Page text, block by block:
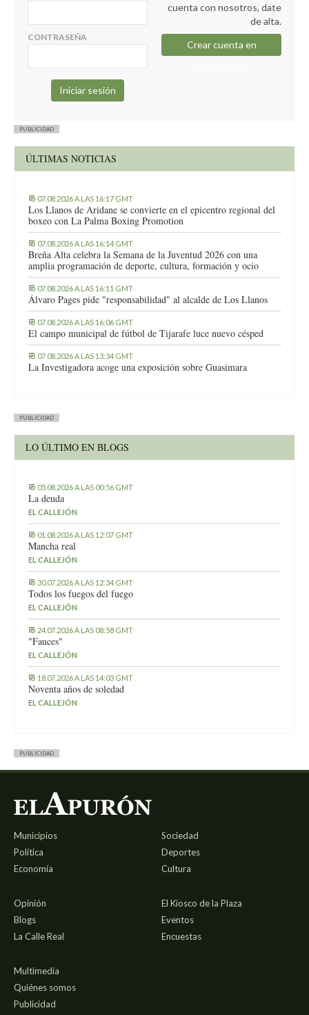
CONTRASEÑA
cuenta con nosotros, date
de alta.
Crear cuenta en
PUBLICIDAD
ÚLTIMAS NOTICIAS
07.08.2026 A LAS 16:17 GMT
Los Llanos de Aridane se convierte en el epicentro regional del
boxeo con La Palma Boxing Promotion
07.08.2026 A LAS 16:14 GMT
Breña Alta celebra la Semana de la Juventud 2026 con una
amplia programación de deporte, cultura, formación y ocio
07.08.2026 A LAS 16:11 GMT
Álvaro Pages pide "responsabilidad" al alcalde de Los Llanos
07.08.2026 A LAS 16:06 GMT
El campo municipal de fútbol de Tijarafe luce nuevo césped
07.08.2026 A LAS 13:34 GMT
La Investigadora acoge una exposición sobre Guasimara
PUBLICIDAD
LO ÚLTIMO EN BLOGS
05.08.2026 A LAS 00:56 GMT
La deuda
EL CALLEJÓN
01.08.2026 A LAS 12:07 GMT
Mancha real
EL CALLEJÓN
30.07.2026 A LAS 12:34 GMT
Todos los fuegos del fuego
EL CALLEJÓN
24.07.2026 A LAS 08:58 GMT
"Fauces"
EL CALLEJÓN
18.07.2026 A LAS 14:03 GMT
Noventa años de soledad
EL CALLEJÓN
PUBLICIDAD
Municipios
Política
Economía
Sociedad
Deportes
Cultura
Opinión
Blogs
La Calle Real
El Kiosco de la Plaza
Eventos
Encuestas
Multimedia
Quiénes somos
Publicidad